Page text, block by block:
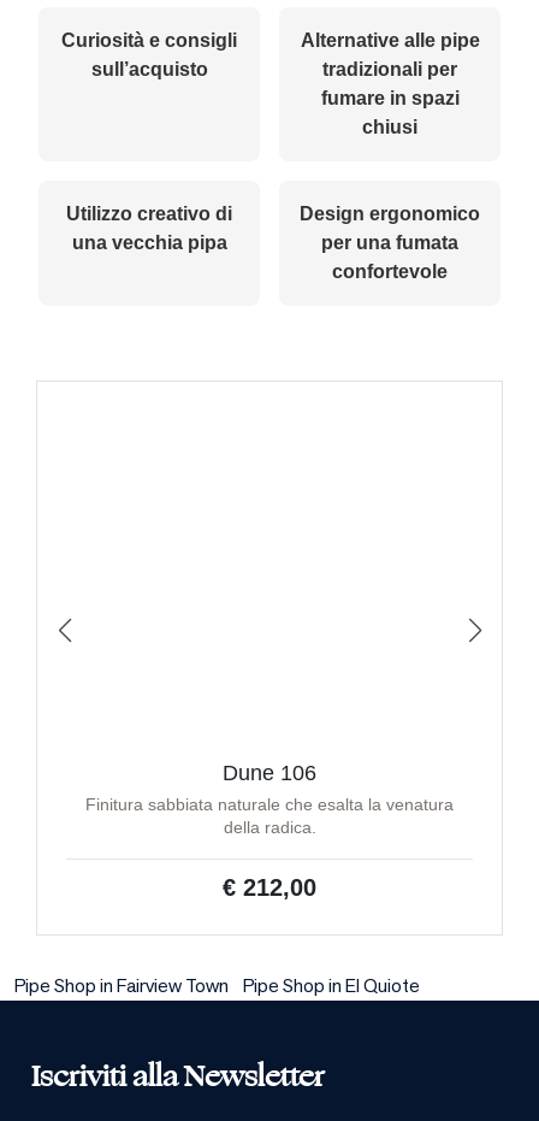
Curiosità e consigli
sull’acquisto
Alternative alle pipe
tradizionali per
fumare in spazi
chiusi
Utilizzo creativo di
una vecchia pipa
Design ergonomico
per una fumata
confortevole
Dune 106
Finitura sabbiata naturale che esalta la venatura
della radica.
€ 212,00
Pipe Shop in Fairview Town Pipe Shop in El Quiote
Iscriviti alla Newsletter